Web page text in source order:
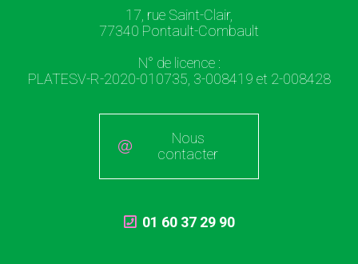
17, rue Saint-Clair,
77340 Pontault-Combault
N° de licence :
PLATESV-R-2020-010735, 3-008419 et 2-008428
Nous
contacter
01 60 37 29 90